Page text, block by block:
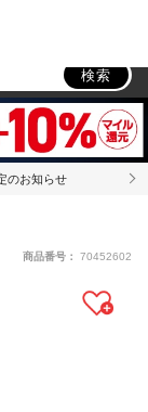
検索
のお知らせ
商品番号： 70452602